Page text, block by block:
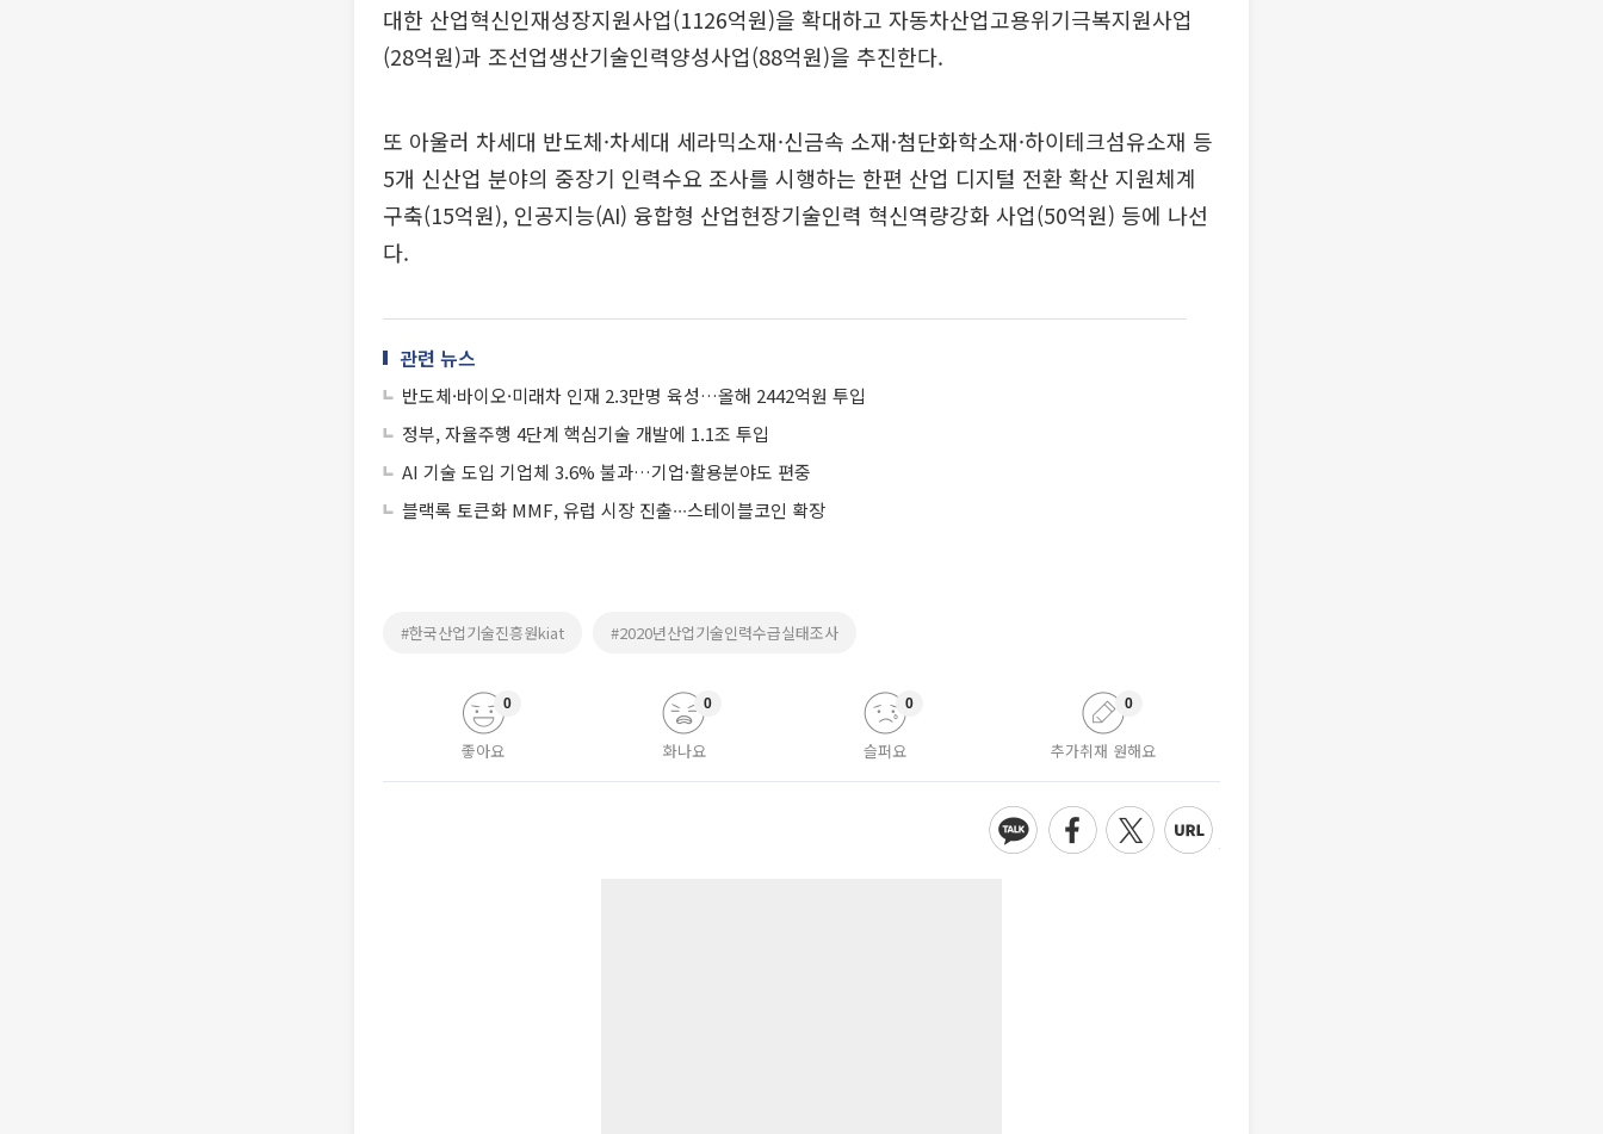
대한 산업혁신인재성장지원사업(1126억원)을 확대하고 자동차산업고용위기극복지원사업
(28억원)과 조선업생산기술인력양성사업(88억원)을 추진한다.
또 아울러 차세대 반도체·차세대 세라믹소재·신금속 소재·첨단화학소재·하이테크섬유소재 등
5개 신산업 분야의 중장기 인력수요 조사를 시행하는 한편 산업 디지털 전환 확산 지원체계
구축(15억원), 인공지능(AI) 융합형 산업현장기술인력 혁신역량강화 사업(50억원) 등에 나선
다.
관련 뉴스
반도체·바이오·미래차 인재 2.3만명 육성…올해 2442억원 투입
정부, 자율주행 4단계 핵심기술 개발에 1.1조 투입
AI 기술 도입 기업체 3.6% 불과…기업·활용분야도 편중
블랙록 토큰화 MMF, 유럽 시장 진출∙∙∙스테이블코인 확장
#한국산업기술진흥원kiat #2020년산업기술인력수급실태조사
좋아요
0
화나요
0
슬퍼요
0
추가취재 원해요
0